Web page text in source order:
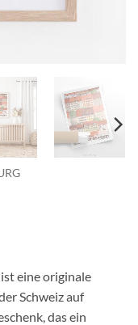
180.0
eine originale
Schweiz auf
das ein